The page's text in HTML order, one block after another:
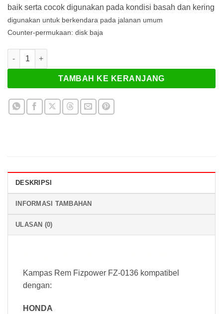
baik serta cocok digunakan pada kondisi basah dan kering
digunakan untuk berkendara pada jalanan umum
Counter-permukaan: disk baja
Kuantitas Kampas Rem Fizpower FZ-0136
TAMBAH KE KERANJANG
DESKRIPSI
INFORMASI TAMBAHAN
ULASAN (0)
Kampas Rem Fizpower FZ-0136 kompatibel
dengan:
HONDA